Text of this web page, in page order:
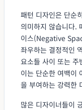
패턴 디자인은 단순
의미하지 않습니다.
이스(Negative
좌우하는 결정적인
요소들 사이 또는 주
이는 단순한 여백이
을 부여하는 강력한
많은 디자이너들이